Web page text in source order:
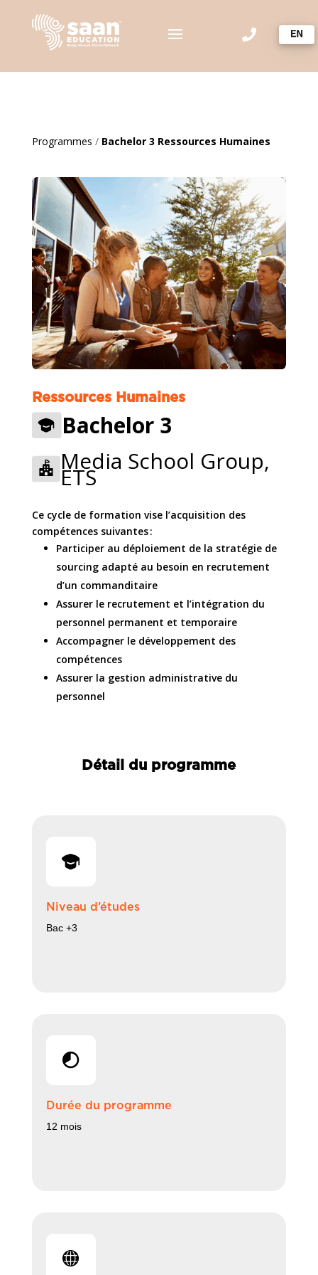

Programmes / Bachelor 3 Ressources Humaines
Ressources Humaines
Bachelor 3
Media School Group,
ETS
Ce cycle de formation vise l’acquisition des
compétences suivantes :
Participer au déploiement de la stratégie de
sourcing adapté au besoin en recrutement
d’un commanditaire
Assurer le recrutement et l’intégration du
personnel permanent et temporaire
Accompagner le développement des
compétences
Assurer la gestion administrative du
personnel
Détail du programme
Niveau d’études
Bac +3
Durée du programme
12 mois